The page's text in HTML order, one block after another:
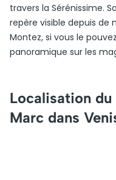
travers la Sérénissime.
repère visible depuis de
Montez, si vous le
panoramique sur les
Localisation
Marc dans